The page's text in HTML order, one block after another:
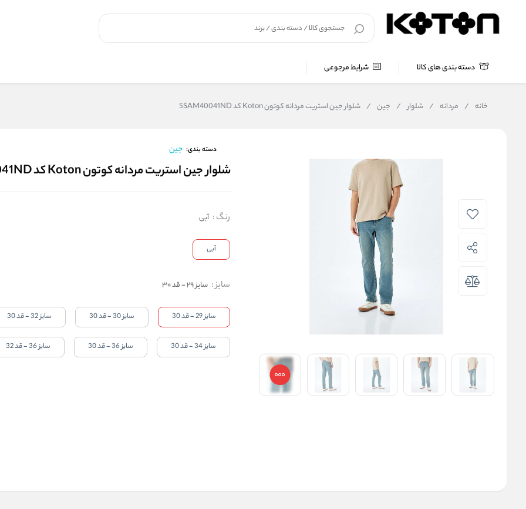
دسته بندی های کالا شرایط مرجوعی
خانه / مردانه / شلوار / جین / شلوار جین استریت مردانه کوتون Koton کد 5SAM40041ND
دسته بندی: جین
شلوار جین استریت مردانه کوتون Koton کد 5SAM40041ND
رنگ: آبی
آبی
سایز: سایز 29 - قد 30
سایز 29 - قد 30 سایز 30 - قد 30 سایز 32 - قد 30
سایز 34 - قد 30 سایز 36 - قد 30 سایز 36 - قد 32